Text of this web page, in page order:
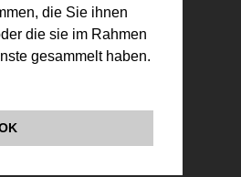
die Sie ihnen
die sie im Rahmen
gesammelt haben.